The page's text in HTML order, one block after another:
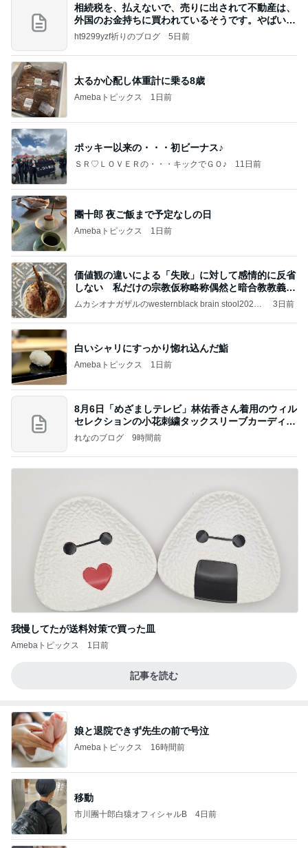
相続税を、払えないで、売りに出されて不動産は、
外国のお金持ちに買われているそうです。やばいで
すよ
ht9299yzf祈りのブログ 5日前
太るか心配し体重計に乗る8歳
Amebaトピックス 1日前
ポッキー以来の・・・初ビーナス♪
ＳＲ♡ＬＯＶＥＲの・・・キックでＧＯ♪ 11日前
團十郎 夜ご飯まで予定なしの日
Amebaトピックス 1日前
価値観の違いによる「失敗」に対して感情的に反省
しない 私だけの宗教仮称略称偶然と暗合教教義候
補
ムカシオナガザルのwesternblack brain stool2024
ガザル
3日前
白いシャリにすっかり惚れ込んだ鮨
Amebaトピックス 1日前
8月6日「めざましテレビ」林佑香さん着用のウィル
セレクションの小花刺繍タックスリーブカーディガ
ン
れなのブログ 9時間前
我慢してたが送料対策で買った皿
Amebaトピックス 1日前
記事を読む
娘と退院できず先生の前で号泣
Amebaトピックス 16時間前
移動
市川團十郎白猿オフィシャルB 4日前